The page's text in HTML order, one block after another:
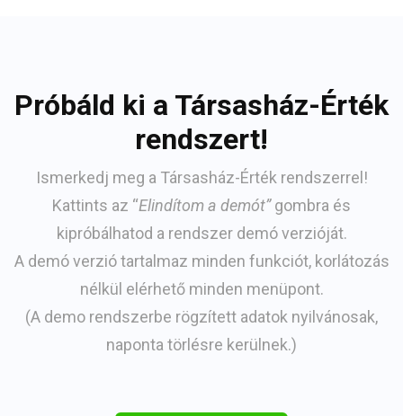
Próbáld ki a Társasház-Érték
rendszert!
Ismerkedj meg a Társasház-Érték rendszerrel!
Kattints az “Elindítom a demót”gombra és
kipróbálhatod a rendszer demó verzióját.
A demó verzió tartalmaz minden funkciót, korlátozás
nélkül elérhető minden menüpont.
(A demo rendszerbe rögzített adatok nyilvánosak,
naponta törlésre kerülnek.)